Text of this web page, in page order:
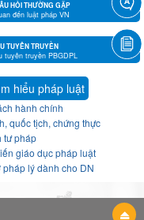
HỎI THƯỜNG GẶP
đến luật pháp VN
TUYÊN TRUYỀN
tuyên truyền PBGDPL
hiểu pháp luật
hành chính
quốc tịch, chứng thực
tư pháp
giáo dục pháp luật
pháp lý dành cho DN